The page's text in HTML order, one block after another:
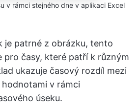
v rámci stejného dne v aplikaci Excel
je patrné z obrázku, tento
pro časy, které patří k různým
ukazuje časový rozdíl mezi
v rámci
úseku.